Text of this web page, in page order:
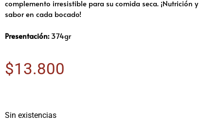
complemento irresistible para su comida seca. ¡Nutrición y
sabor en cada bocado!
Presentación:374gr
$13.800
Sin existencias